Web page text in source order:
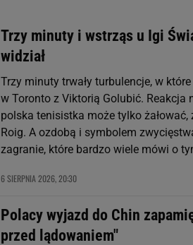
Trzy minuty i wstrząs u Igi
widział
Trzy minuty trwały turbulencje, w
w Toronto z Viktorią Golubić. Reakcja
polska tenisistka może tylko
Roig. A ozdobą i symbolem
zagranie, które bardzo wiele mówi o
6 SIERPNIA 2026, 20:30
Polacy wyjazd do Chin
przed lądowaniem"